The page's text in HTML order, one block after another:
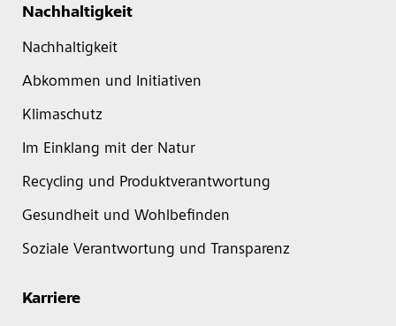
Nachhaltigkeit
Nachhaltigkeit
Abkommen und Initiativen
Klimaschutz
Im Einklang mit der Natur
Recycling und Produktverantwortung
Gesundheit und Wohlbefinden
Soziale Verantwortung und Transparenz
Karriere